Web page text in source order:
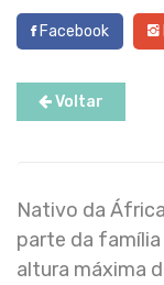
Facebook
Voltar
Nativo da
parte da família
altura máxima